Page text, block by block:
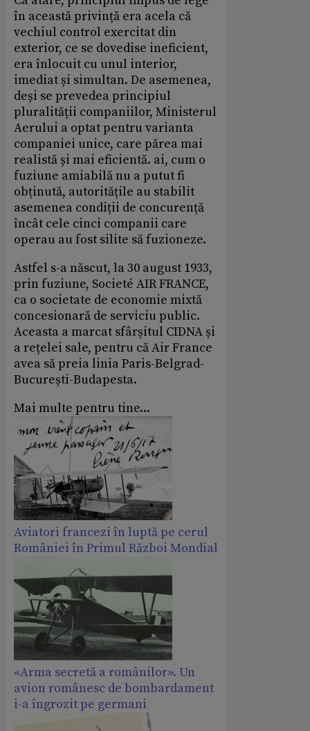
în această privință era acela că
vechiul control exercitat din
exterior, ce se dovedise ineficient,
era înlocuit cu unul interior,
imediat și simultan. De asemenea,
deși se prevedea principiul
pluralității companiilor, Ministerul
Aerului a optat pentru varianta
companiei unice, care părea mai
realistă și mai eficientă. ai, cum o
fuziune amiabilă nu a putut fi
obținută, autoritățile au stabilit
asemenea condiții de concurență
încât cele cinci companii care
operau au fost silite să fuzioneze.
Astfel s-a născut, la 30 august 1933,
prin fuziune, Societé AIR FRANCE,
ca o societate de economie mixtă
concesionară de serviciu public.
Aceasta a marcat sfârșitul CIDNA și
a rețelei sale, pentru că Air France
avea să preia linia Paris-Belgrad-
București-Budapesta.
Mai multe pentru tine...
Aviatori francezi în luptă pe cerul
României în Primul Război Mondial
«Arma secretă a românilor». Un
avion românesc de bombardament
i-a îngrozit pe germani